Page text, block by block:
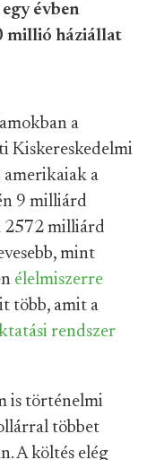
évben
millió háziállat
a
Kiskereskedelmi
amerikaiak a
9 milliárd
2572 milliárd
mint
élelmiszerre
több, amit a
rendszer
is történelmi
többet
A költés elég